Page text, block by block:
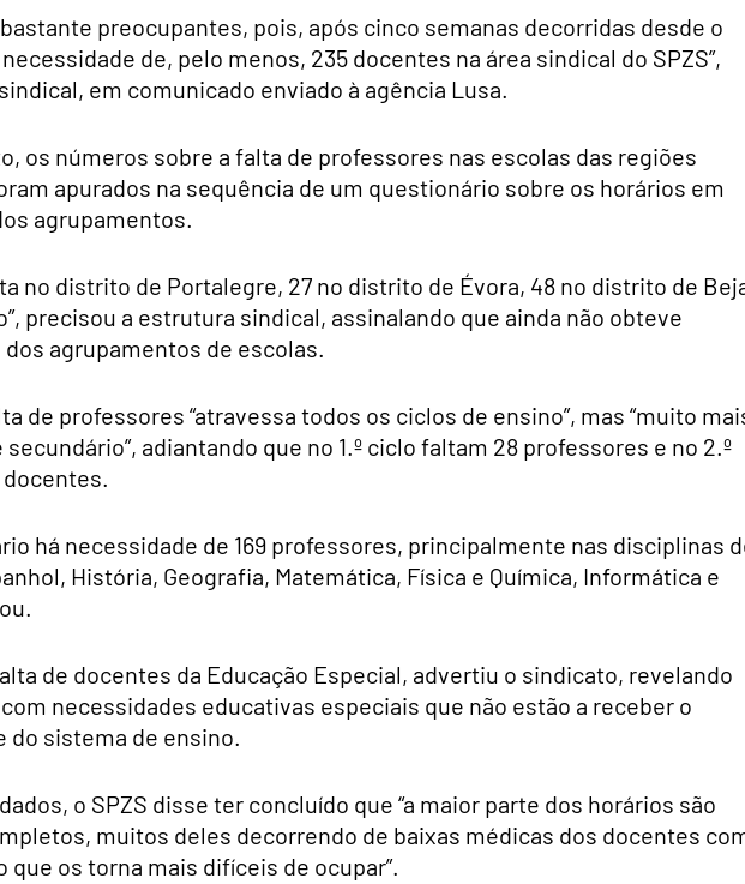
preocupantes, pois, após cinco semanas decorridas desde o
de, pelo menos, 235 docentes na área sindical do SPZS”,
em comunicado enviado à agência Lusa.
os números sobre a falta de professores nas escolas das regiões
apurados na sequência de um questionário sobre os horários em
agrupamentos.
no distrito de Portalegre, 27 no distrito de Évora, 48 no distrito de
precisou a estrutura sindical, assinalando que ainda não obteve
agrupamentos de escolas.
de professores “atravessa todos os ciclos de ensino”, mas “muito
adiantando que no 1.º ciclo faltam 28 professores e no 2.º
há necessidade de 169 professores, principalmente nas disciplinas
História, Geografia, Matemática, Física e Química, Informática e
de docentes da Educação Especial, advertiu o sindicato, revelando
necessidades educativas especiais que não estão a receber o
do sistema de ensino.
o SPZS disse ter concluído que “a maior parte dos horários são
muitos deles decorrendo de baixas médicas dos docentes
que os torna mais difíceis de ocupar”.